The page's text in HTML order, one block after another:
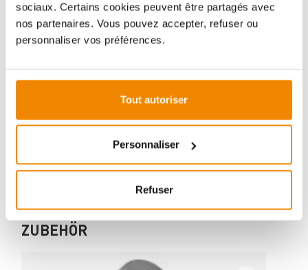
sociaux. Certains cookies peuvent être partagés avec
nos partenaires. Vous pouvez accepter, refuser ou
personnaliser vos préférences.
Tout autoriser
Personnaliser
Refuser
Votre conseiller en matière de poêles
et de cheminées:
thème des poêles-cheminées. Aucune question ne
reste sans réponse, aucun problème n'est irrésolu.
pas à nous contacter:
[email protected]
Téléphone :
+33 1 59 58 12 04
ZUBEHÖR